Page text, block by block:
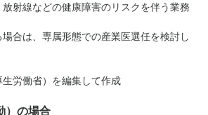
射線などの健康障害のリスクを伴う業務
合は、専属形態での産業医選任を検討し
生労働省）を編集して作成
）の場合